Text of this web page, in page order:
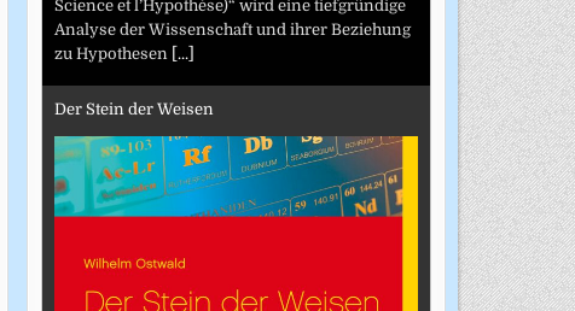
Science et l’Hypothèse)“ wird eine tiefgründige
Analyse der Wissenschaft und ihrer Beziehung
zu Hypothesen [...]
Der Stein der Weisen